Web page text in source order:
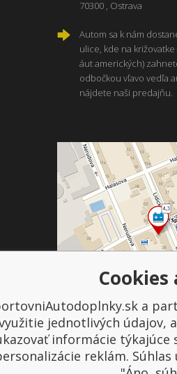
70300 , Ostrava
Autom sa k nám
ulice, kde na križovatke
áut amerických)
odbočkou vľavo vedľa
nájdete naši predajňu.
Platba a
Cookies
a
jednotlivých údajov,
informácie týkajúce
reklám.